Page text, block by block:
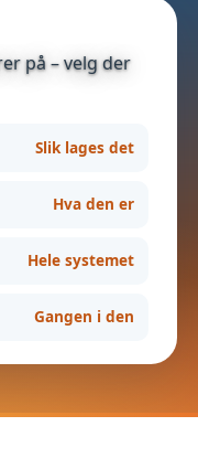
på – velg der
Slik lages det
Hva den er
Hele systemet
Gangen i den